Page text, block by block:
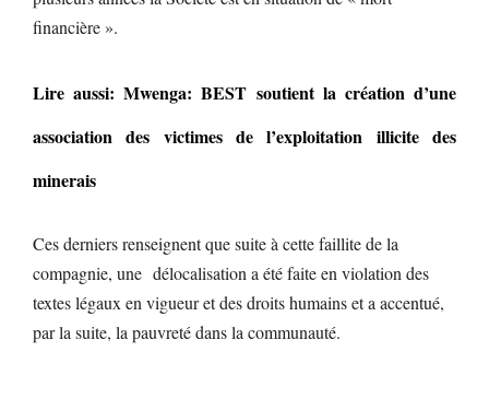
financière ».
Lire aussi: Mwenga: BEST soutient la création d’une
association des victimes de l’exploitation illicite des
minerais
Ces derniers renseignent que suite à cette faillite de la
compagnie, une délocalisation a été faite en violation des
textes légaux en vigueur et des droits humains et a accentué,
par la suite, la pauvreté dans la communauté.